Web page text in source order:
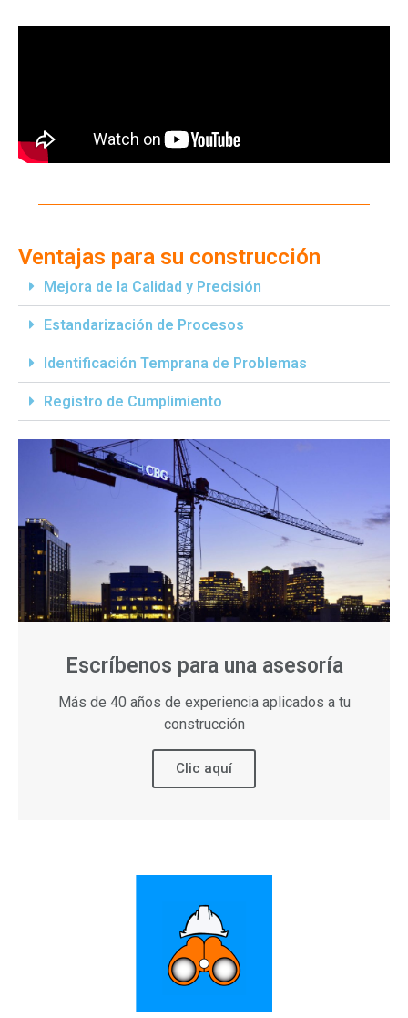
Ventajas para su construcción
Mejora de la Calidad y Precisión
Estandarización de Procesos
Identificación Temprana de Problemas
Registro de Cumplimiento
Escríbenos para una asesoría
Más de 40 años de experiencia aplicados a tu
construcción
Clic aquí